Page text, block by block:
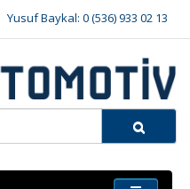
Yusuf Baykal: 0 (536) 933 02 13